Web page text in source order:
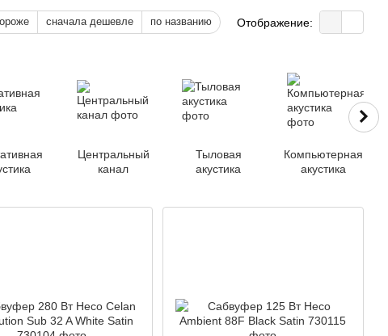
сначала дешевле по названию Отображение:
Центральный
канал
Тыловая
акустика
Компьютерная
акустика